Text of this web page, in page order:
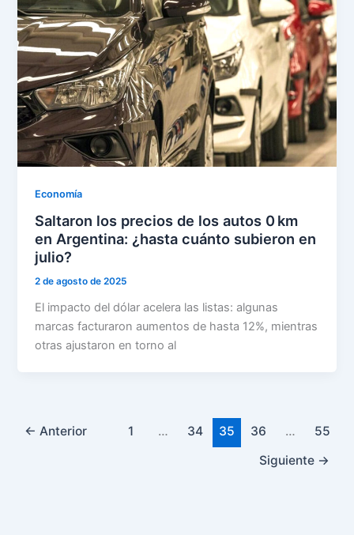
Economía
Saltaron los precios de los autos 0 km
en Argentina: ¿hasta cuánto subieron en
julio?
2 de agosto de 2025
El impacto del dólar acelera las listas: algunas
marcas facturaron aumentos de hasta 12%, mientras
otras ajustaron en torno al
← Anterior 1 … 34 35 36 …
55
Siguiente →